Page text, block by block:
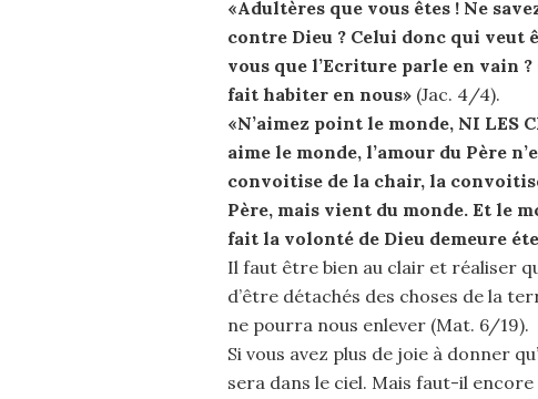
«Adultères que vous êtes ! Ne
contre Dieu ? Celui donc qui veut
vous que l’Ecriture parle en vain
fait habiter en nous»(Jac. 4/4).
«N’aimez point le monde, NI LES
aime le monde, l’amour du Père
convoitise de la chair, la
Père, mais vient du monde. Et le
fait la volonté de Dieu demeure
Il faut être bien au clair et réaliser
d’être détachés des choses de la
ne pourra nous enlever (Mat. 6/19).
Si vous avez plus de joie à donner
sera dans le ciel. Mais faut-il